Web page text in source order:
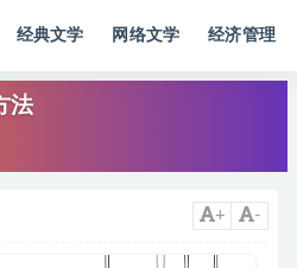
经典文学 网络文学 经济管理
法
+ -